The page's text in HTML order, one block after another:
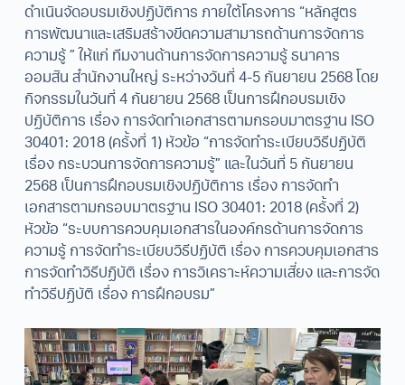
ดำเนินจัดอบรมเชิงปฏิบัติการ ภายใต้โครงการ “หลักสูตร
การพัฒนาและเสริมสร้างขีดความสามารถด้านการจัดการ
ความรู้ ” ให้แก่ ทีมงานด้านการจัดการความรู้ ธนาคาร
ออมสิน สำนักงานใหญ่ ระหว่างวันที่ 4-5 กันยายน 2568 โดย
กิจกรรมในวันที่ 4 กันยายน 2568 เป็นการฝึกอบรมเชิง
ปฏิบัติการ เรื่อง การจัดทำเอกสารตามกรอบมาตรฐาน ISO
30401: 2018 (ครั้งที่ 1) หัวข้อ “การจัดทำระเบียบวิธีปฏิบัติ
เรื่อง กระบวนการจัดการความรู้” และในวันที่ 5 กันยายน
2568 เป็นการฝึกอบรมเชิงปฏิบัติการ เรื่อง การจัดทำ
เอกสารตามกรอบมาตรฐาน ISO 30401: 2018 (ครั้งที่ 2)
หัวข้อ “ระบบการควบคุมเอกสารในองค์กรด้านการจัดการ
ความรู้ การจัดทำระเบียบวิธีปฏิบัติ เรื่อง การควบคุมเอกสาร
การจัดทำวิธีปฏิบัติ เรื่อง การวิเคราะห์ความเสี่ยง และการจัด
ทำวิธีปฏิบัติ เรื่อง การฝึกอบรม”